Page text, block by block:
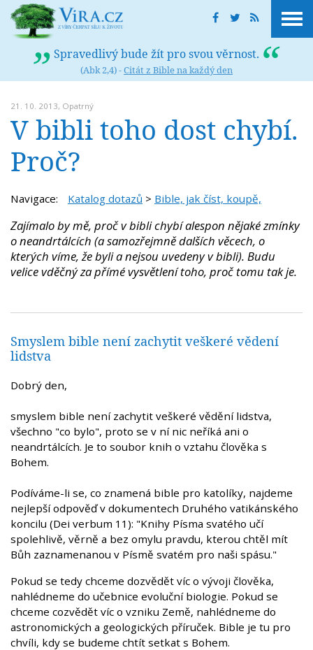
Spravedlivý bude žít pro svou věrnost.
(Abk 2,4) -Citát z Bible na každý den
21. 10. 2013, Opatrný
V bibli toho dost chybí.
Proč?
Navigace: Katalog dotazů > Bible, jak číst, koupě,
Zajímalo by mě, proč v bibli chybí alespon nějaké zmínky
o neandrtálcích (a samozřejmně dalších věcech, o
kterých víme, že byli a nejsou uvedeny v bibli). Budu
velice vděčný za přímé vysvětlení toho, proč tomu tak je.
Smyslem bible není zachytit veškeré vědení
lidstva
Dobrý den,
smyslem bible není zachytit veškeré vědění lidstva,
všechno "co bylo", proto se v ní nic neříká ani o
neandrtálcích. Je to soubor knih o vztahu člověka s
Bohem.
Podíváme-li se, co znamená bible pro katolíky, najdeme
nejlepší odpověď v dokumentech Druhého vatikánského
koncilu (Dei verbum 11): "Knihy Písma svatého učí
spolehlivě, věrně a bez omylu pravdu, kterou chtěl mít
Bůh zaznamenanou v Písmě svatém pro naši spásu."
Pokud se tedy chceme dozvědět víc o vývoji člověka,
nahlédneme do učebnice evoluční biologie. Pokud se
chceme cozvědět víc o vzniku Země, nahlédneme do
astronomických a geologických příruček. Bible je tu pro
chvíli, kdy se budeme chtít setkat s Bohem.